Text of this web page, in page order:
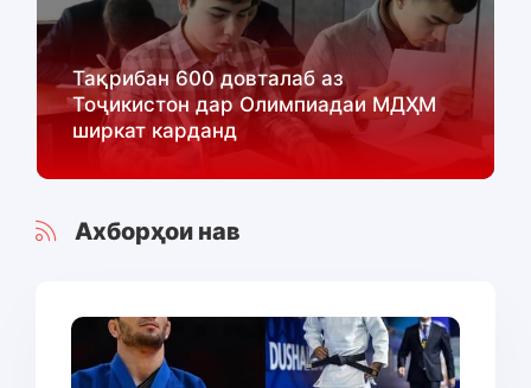
Тақрибан 600 довталаб аз
Тоҷикистон дар Олимпиадаи МДҲМ
ширкат карданд
Ахборҳои нав